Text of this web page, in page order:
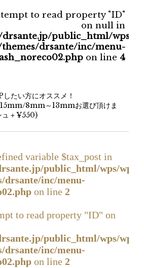
to read property "ID"
on null in
drsante.jp/public_html/wps/
drsante/inc/menu-
on line 4
たい方にオススメ！
8mm～13mmお選び頂けま
ュ＋¥550)
variable $tax_post in
public_html/wps/wp-
drsante/inc/menu-
on line 2
to read property "ID" on
public_html/wps/wp-
drsante/inc/menu-
on line 2